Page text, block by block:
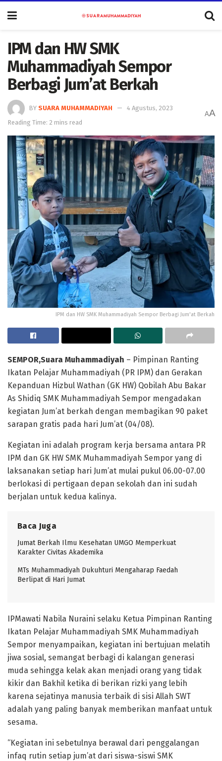
IPM dan HW SMK
Muhammadiyah Sempor
Berbagi Jum’at Berkah
BY SUARA MUHAMMADIYAH
4 Agustus, 2023
Reading Time: 2 mins read
AA
IPM dan HW SMK Muhammadiyah Sempor Berbagi Jum'at Berkah
SEMPOR,Suara Muhammadiyah – Pimpinan Ranting
Ikatan Pelajar Muhammadiyah (PR IPM) dan Gerakan
Kepanduan Hizbul Wathan (GK HW) Qobilah Abu Bakar
As Shidiq SMK Muhammadiyah Sempor mengadakan
kegiatan Jum’at berkah dengan membagikan 90 paket
sarapan gratis pada hari Jum’at (04/08).
Kegiatan ini adalah program kerja bersama antara PR
IPM dan GK HW SMK Muhammadiyah Sempor yang di
laksanakan setiap hari Jum’at mulai pukul 06.00-07.00
berlokasi di pertigaan depan sekolah dan ini sudah
berjalan untuk kedua kalinya.
Baca Juga
Jumat Berkah Ilmu Kesehatan UMGO Memperkuat
Karakter Civitas Akademika
MTs Muhammadiyah Dukuhturi Mengaharap Faedah
Berlipat di Hari Jumat
IPMawati Nabila Nuraini selaku Ketua Pimpinan Ranting
Ikatan Pelajar Muhammadiyah SMK Muhammadiyah
Sempor menyampaikan, kegiatan ini bertujuan melatih
jiwa sosial, semangat berbagi di kalangan generasi
muda sehingga kelak akan menjadi orang yang tidak
kikir dan Bakhil ketika di berikan rizki yang lebih
karena sejatinya manusia terbaik di sisi Allah SWT
adalah yang paling banyak memberikan manfaat untuk
sesama.
“Kegiatan ini sebetulnya berawal dari penggalangan
infaq rutin setiap jum’at dari siswa-siswi SMK